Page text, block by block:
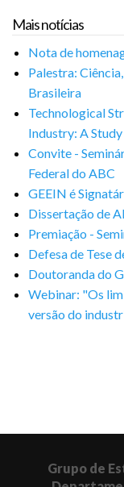
Mais notícias
Nota de
Palestra:
Brasileira
Technological
Industry: A
Convite -
Federal do ABC
GEEIN é
Dissertação de
Premiação -
Defesa de Tese
Doutoranda do
Webinar: "Os
versão do
Grupo de